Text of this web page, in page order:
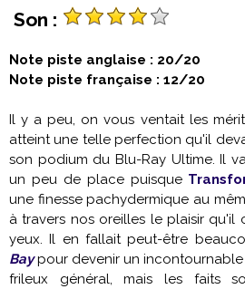
Son :
Note piste anglaise : 20/20
Note piste française : 12/20
Il y a peu, on vous ventait les
atteint une telle perfection qu'il
son podium du Blu-Ray Ultime. Il
un peu de place puisque
une finesse pachydermique au
à travers nos oreilles le plaisir qu'il
yeux. Il en fallait peut-être
Baypour devenir un
frileux général, mais les faits